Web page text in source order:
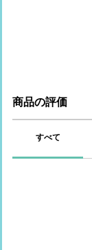
商品の評価
すべて